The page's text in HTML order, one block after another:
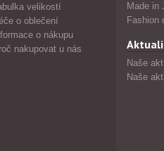
velikostí
o oblečení
o nákupu
nakupovat u nás
Made in
Fashion
Naše
Naše